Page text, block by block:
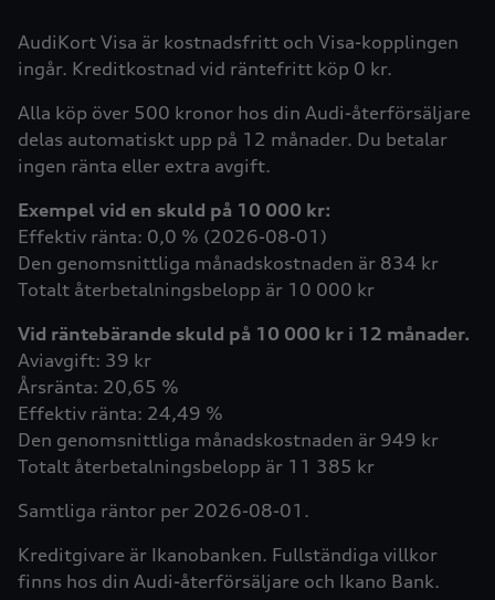
AudiKort Visa är kostnadsfritt och Visa-kopplingen
ingår. Kreditkostnad vid räntefritt köp 0 kr.
Alla köp över 500 kronor hos din Audi-återförsäljare
delas automatiskt upp på 12 månader. Du betalar
ingen ränta eller extra avgift.
Exempel vid en skuld på 10 000 kr:
Effektiv ränta: 0,0 % (2026-08-01)
Den genomsnittliga månadskostnaden är 834 kr
Totalt återbetalningsbelopp är 10 000 kr
Vid räntebärande skuld på 10 000 kr i 12 månader.
Aviavgift: 39 kr
Årsränta: 20,65 %
Effektiv ränta: 24,49 %
Den genomsnittliga månadskostnaden är 949 kr
Totalt återbetalningsbelopp är 11 385 kr
Samtliga räntor per 2026-08-01.
Kreditgivare är Ikanobanken. Fullständiga villkor
finns hos din Audi-återförsäljare och Ikano Bank.